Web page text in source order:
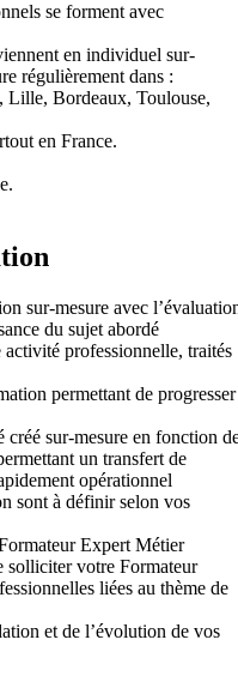
se forment avec
en individuel sur-
régulièrement dans :
Lille, Bordeaux, Toulouse,
en France.
sur-mesure avec
du sujet abordé
professionnelle, traités
permettant de progresser
sur-mesure en fonction
un transfert de
opérationnel
sont à définir selon vos
Expert Métier
solliciter votre Formateur
liées au thème de
et de l’évolution de vos